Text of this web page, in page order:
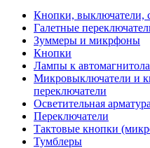
Кнопки, выключатели,
Галетные
Зуммеры и микрфоны
Кнопки
Лампы к
Микровыключатели и
переключатели
Осветительная арматура
Переключатели
Тактовые кнопки
Тумблеры